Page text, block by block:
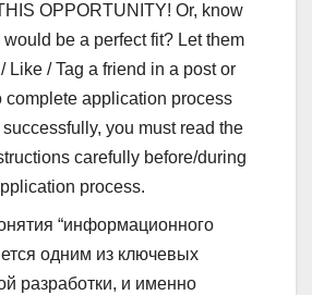
OPPORTUNITY! Or, know
be a perfect fit? Let them
Like / Tag a friend in a post or
complete application process
you must read the
carefully before/during
process.
“информационного
одним из ключевых
разработки, и именно